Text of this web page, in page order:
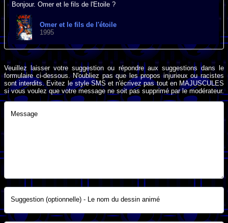
Bonjour. Omer et le fils de l'Etoile ?
Omer et le fils de l'étoile
1995
Veuillez laisser votre suggestion ou répondre aux suggestions dans le
formulaire ci-dessous. N'oubliez pas que les propos injurieux ou racistes
sont interdits. Evitez le style SMS et n'écrivez pas tout en MAJUSCULES
si vous voulez que votre message ne soit pas supprimé par le modérateur.
Message
Suggestion (optionnelle) - Le nom du dessin animé